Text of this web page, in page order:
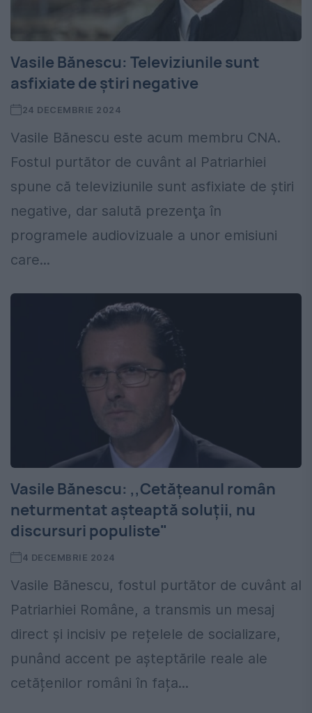
Vasile Bănescu: Televiziunile sunt
asfixiate de ştiri negative
24 DECEMBRIE 2024
Vasile Bănescu este acum membru CNA.
Fostul purtător de cuvânt al Patriarhiei
spune că televiziunile sunt asfixiate de ştiri
negative, dar salută prezenţa în
programele audiovizuale a unor emisiuni
care...
Vasile Bănescu: ,,Cetățeanul român
neturmentat așteaptă soluții, nu
discursuri populiste"
4 DECEMBRIE 2024
Vasile Bănescu, fostul purtător de cuvânt al
Patriarhiei Române, a transmis un mesaj
direct și incisiv pe rețelele de socializare,
punând accent pe așteptările reale ale
cetățenilor români în fața...